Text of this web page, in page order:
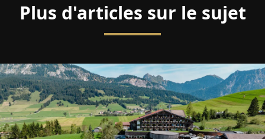
Plus d'articles sur le sujet